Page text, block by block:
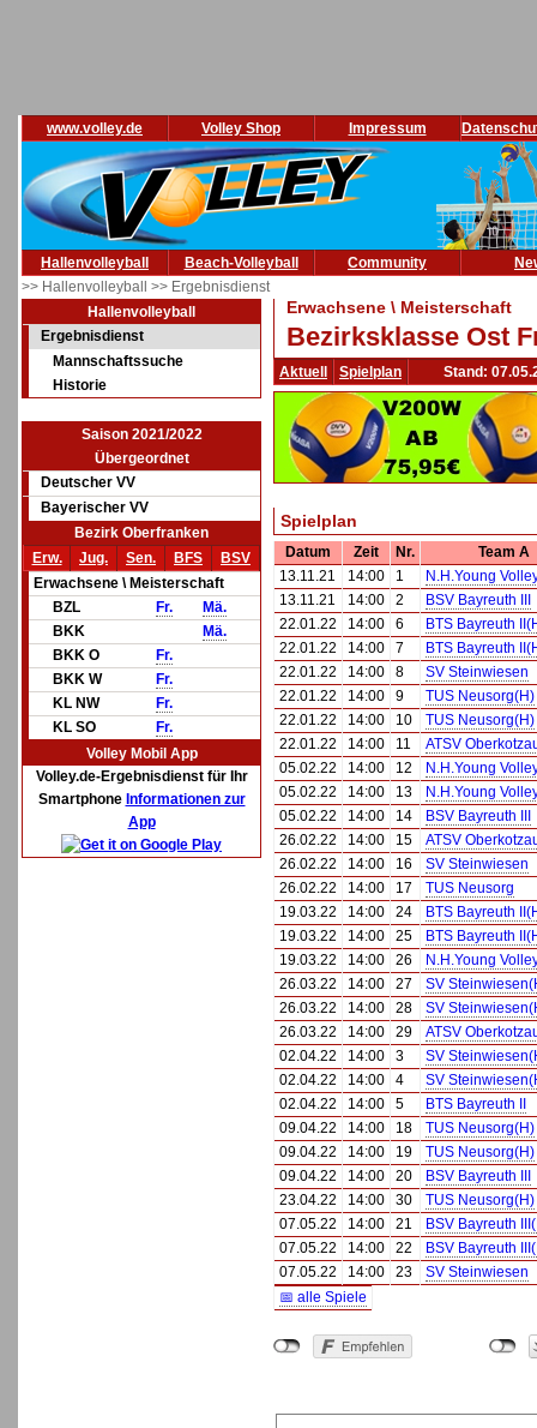
www.volley.de Volley Shop Impressum
Hallenvolleyball Beach-Volleyball Community
>> Hallenvolleyball >> Ergebnisdienst
Hallenvolleyball
Ergebnisdienst
Mannschaftssuche
Historie
Saison 2021/2022
Übergeordnet
Deutscher VV
Bayerischer VV
Bezirk Oberfranken
Erw.
Jug. Sen. BFS
BSV
Erwachsene \ Meisterschaft
BZL
Fr.
Mä.
BKK
Mä.
BKK O
Fr.
BKK W
Fr.
KL NW
Fr.
KL SO
Fr.
Volley Mobil App
Volley.de-Ergebnisdienst für Ihr
Smartphone Informationen zur
App
Erwachsene \ Meisterschaft
Bezirksklasse Ost
Aktuell Spielplan Stand:
Spielplan
Datum Zeit Nr.
Team A
13.11.21
14:00 1
N.H.Young
13.11.21
14:00 2
BSV Bayreuth III
22.01.22
14:00 6
BTS Bayreuth
22.01.22
14:00 7
BTS Bayreuth
22.01.22
14:00 8
SV Steinwiesen
22.01.22
14:00 9
TUS Neusorg(H)
22.01.22
14:00 10
TUS Neusorg(H)
22.01.22
14:00 11
ATSV
05.02.22
14:00 12
N.H.Young
05.02.22
14:00 13
N.H.Young
05.02.22
14:00 14
BSV Bayreuth III
26.02.22
14:00 15
ATSV
26.02.22
14:00 16
SV Steinwiesen
26.02.22
14:00 17
TUS Neusorg
19.03.22
14:00 24
BTS Bayreuth
19.03.22
14:00 25
BTS Bayreuth
19.03.22
14:00 26
N.H.Young
26.03.22
14:00 27
SV
26.03.22
14:00 28
SV
26.03.22
14:00 29
ATSV
02.04.22
14:00 3
SV
02.04.22
14:00 4
SV
02.04.22
14:00 5
BTS Bayreuth II
09.04.22
14:00 18
TUS Neusorg(H)
09.04.22
14:00 19
TUS Neusorg(H)
09.04.22
14:00 20
BSV Bayreuth III
23.04.22
14:00 30
TUS Neusorg(H)
07.05.22
14:00 21
BSV Bayreuth
07.05.22
14:00 22
BSV Bayreuth
07.05.22
14:00 23
SV Steinwiesen
📅 alle Spiele